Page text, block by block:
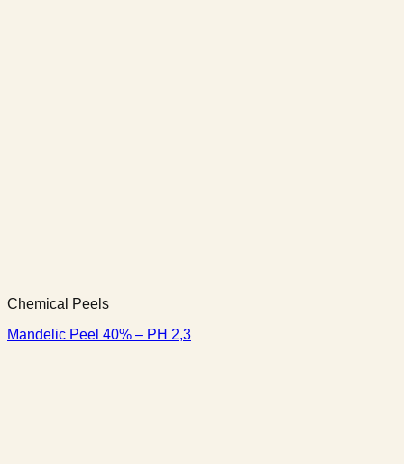
Chemical Peels
Mandelic Peel 40% – PH 2,3